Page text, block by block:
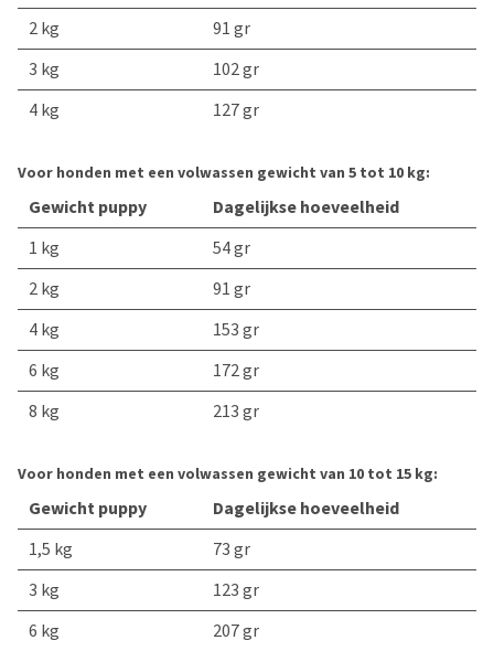
2 kg
91 gr
3 kg
102 gr
4 kg
127 gr
Voor honden met een volwassen gewicht van 5 tot 10 kg:
Gewicht puppy
Dagelijkse hoeveelheid
1 kg
54 gr
2 kg
91 gr
4 kg
153 gr
6 kg
172 gr
8 kg
213 gr
Voor honden met een volwassen gewicht van 10 tot 15 kg:
Gewicht puppy
Dagelijkse hoeveelheid
1,5 kg
73 gr
3 kg
123 gr
6 kg
207 gr